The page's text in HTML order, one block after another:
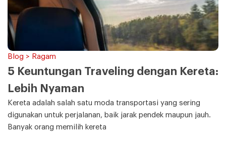
Blog > Ragam
5 Keuntungan Traveling dengan Kereta:
Lebih Nyaman
Kereta adalah salah satu moda transportasi yang sering
digunakan untuk perjalanan, baik jarak pendek maupun jauh.
Banyak orang memilih kereta